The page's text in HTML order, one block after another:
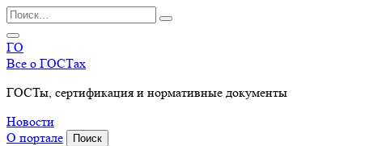
Перейти
к
содержанию
Search
for:
ГО
Все о ГОСТах
ГОСТы, сертификация и нормативные документы
Новости
О портале
Поиск